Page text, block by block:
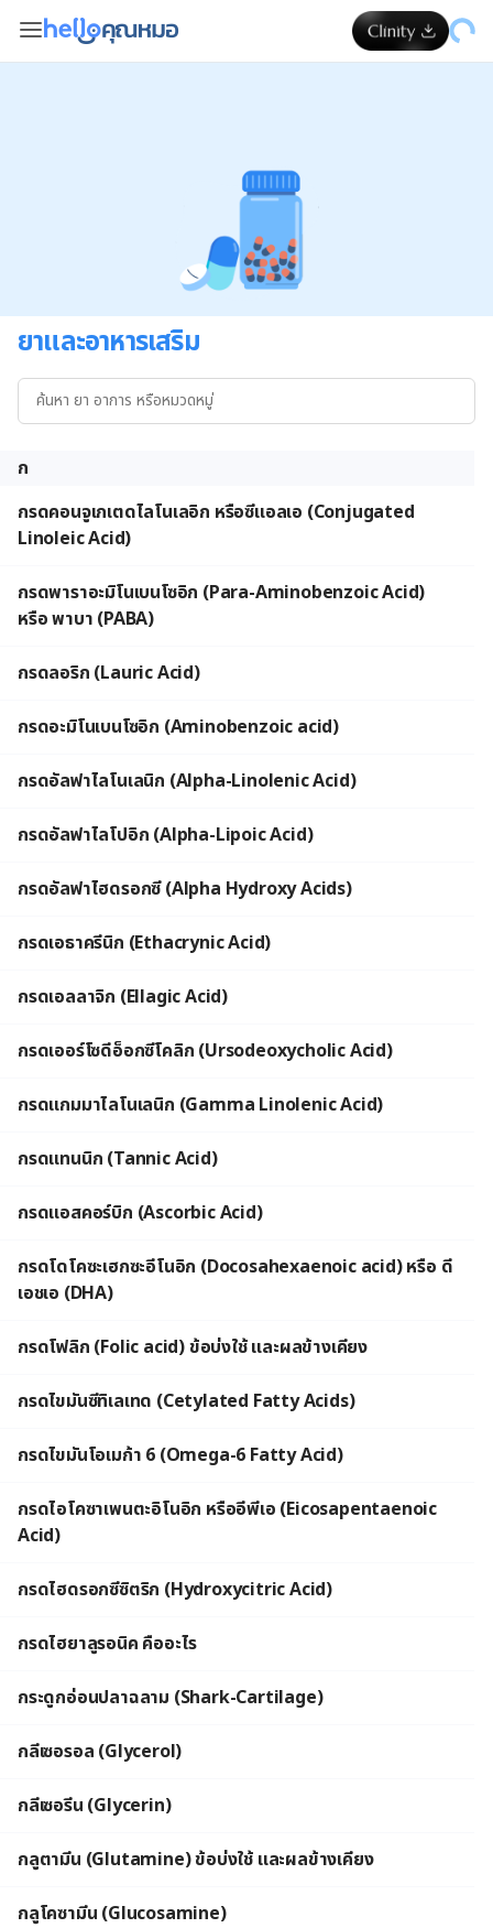
ยาและอาหารเสริม
ก
กรดคอนจูเกเตดไลโนเลอิก หรือซีแอลเอ (Conjugated
Linoleic Acid)
กรดพาราอะมิโนเบนโซอิก (Para-Aminobenzoic Acid)
หรือ พาบา (PABA)
กรดลอริก (Lauric Acid)
กรดอะมิโนเบนโซอิก (Aminobenzoic acid)
กรดอัลฟาไลโนเลนิก (Alpha-Linolenic Acid)
กรดอัลฟาไลโปอิก (Alpha-Lipoic Acid)
กรดอัลฟาไฮดรอกซี (Alpha Hydroxy Acids)
กรดเอธาครีนิก (Ethacrynic Acid)
กรดเอลลาจิก (Ellagic Acid)
กรดเออร์โซดีอ็อกซีโคลิก (Ursodeoxycholic Acid)
กรดแกมมาไลโนเลนิก (Gamma Linolenic Acid)
กรดแทนนิก (Tannic Acid)
กรดแอสคอร์บิก (Ascorbic Acid)
กรดโดโคซะเฮกซะอีโนอิก (Docosahexaenoic acid) หรือ ดี
เอชเอ (DHA)
กรดโฟลิก (Folic acid) ข้อบ่งใช้ และผลข้างเคียง
กรดไขมันซีทิเลเทด (Cetylated Fatty Acids)
กรดไขมันโอเมก้า 6 (Omega-6 Fatty Acid)
กรดไอโคซาเพนตะอิโนอิก หรืออีพีเอ (Eicosapentaenoic
Acid)
กรดไฮดรอกซีซิตริก (Hydroxycitric Acid)
กรดไฮยาลูรอนิค คืออะไร
กระดูกอ่อนปลาฉลาม (Shark-Cartilage)
กลีเซอรอล (Glycerol)
กลีเซอรีน (Glycerin)
กลูตามีน (Glutamine) ข้อบ่งใช้ และผลข้างเคียง
กลูโคซามีน (Glucosamine)